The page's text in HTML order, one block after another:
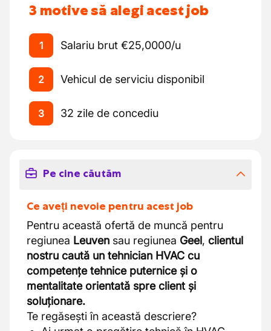
3 motive să alegi acest job
1 Salariu brut €25,0000/u
2 Vehicul de serviciu disponibil
3 32 zile de concediu
Pe cine căutăm
Ce aveți nevoie pentru acest job
Pentru această ofertă de muncă pentru
regiunea Leuven sau regiunea Geel, clientul
nostru caută un tehnician HVAC cu
competențe tehnice puternice și o
mentalitate orientată spre client și
soluționare.
Te regăsești în această descriere?